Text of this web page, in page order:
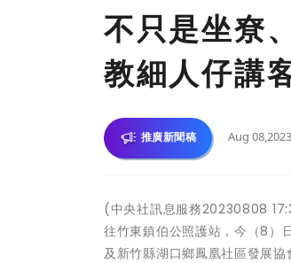
不只是坐尞
教細人仔講
推廣新聞稿 Aug 08,2023
(中央社訊息服務20230808
往竹東鎮伯公照護站，今（8）
及新竹縣湖口鄉鳳凰社區發展